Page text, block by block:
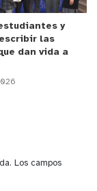
y
las
dan vida a
Los campos